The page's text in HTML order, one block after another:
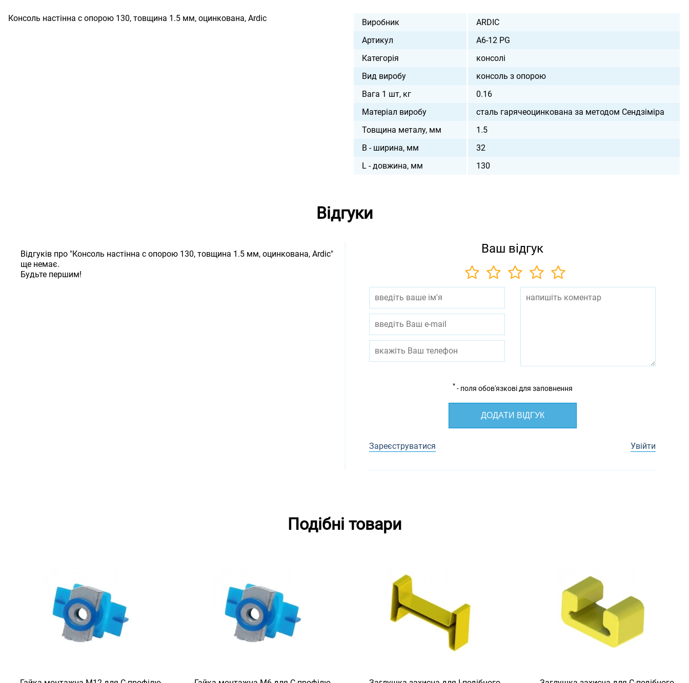
Консоль настінна c опорою 130, товщина 1.5 мм, оцинкована, Ardic Виробник
ARDIC
Артикул
A6-12 PG
Категорія
консолі
Вид виробу
консоль з опорою
Вага 1 шт, кг
0.16
Матеріал виробу
сталь гарячеоцинкована за методом Сендзіміра
Товщина металу, мм
1.5
B - ширина, мм
32
L - довжина, мм
130
Відгуки
Відгуків про "Консоль настінна c опорою 130, товщина 1.5 мм, оцинкована, Ardic"
ще немає.
Будьте першим!
Ваш відгук
* - поля обов'язкові для заповнення
ДОДАТИ ВІДГУК
Зареєструватися Увійти
Подібні товари